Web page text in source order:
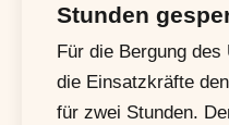
Stunden
Für die Bergung
die Einsatzkräfte
für zwei Stunden.